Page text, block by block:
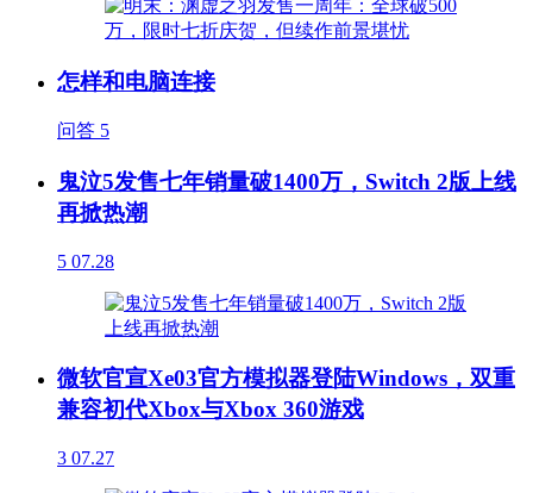
怎样和电脑连接
问答 5
鬼泣5发售七年销量破1400万，Switch 2版上线
再掀热潮
5 07.28
微软官宣Xe03官方模拟器登陆Windows，双重
兼容初代Xbox与Xbox 360游戏
3 07.27